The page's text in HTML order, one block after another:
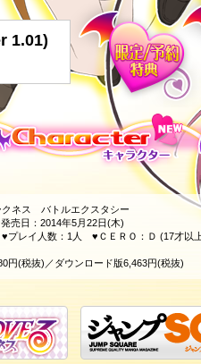
1.01)
クネス バトルエクスタシー
売日：2014年5月22日(木)
プレイ人数：1人 ♥ＣＥＲＯ：Ｄ (17才以
円(税抜)／ダウンロード版6,463円(税抜)